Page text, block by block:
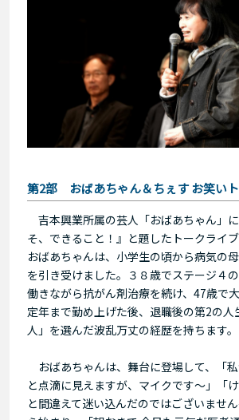
第2部 おばあちゃん＆ちぇす お笑い
吉本興業所属の芸人「おばあちゃん」
そ、できること！』と題したトークライブ
おばあちゃんは、小学生の頃から病気の
を引き受けました。３８歳でステージ４の
働きながら抗がん剤治療を続け、47歳で
定年まで勤め上げた後、退職後の第2の人
人」を選んだ波乱万丈の経歴を持ちます。
おばあちゃんは、舞台に登場して、「
と点滴に見えますが、マイクです～」「
と間違えて迷い込んだのではございませ